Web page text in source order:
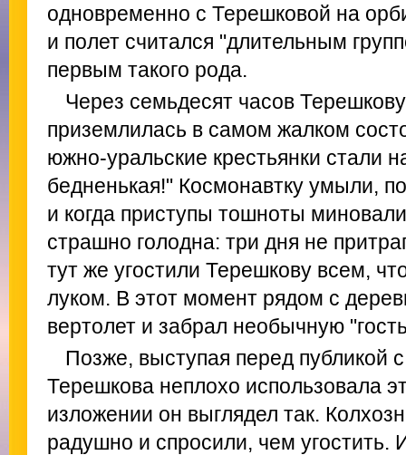
одновременно с Терешковой на
и полет считался "длительным
первым такого рода.
Через семьдесят часов
приземлилась в самом жалком
южно-уральские крестьянки стали
бедненькая!" Космонавтку умыли,
и когда приступы тошноты
страшно голодна: три дня не
тут же угостили Терешкову всем,
луком. В этот момент рядом с
вертолет и забрал необычную
Позже, выступая перед публикой
Терешкова неплохо использовала
изложении он выглядел так.
радушно и спросили, чем угостить.